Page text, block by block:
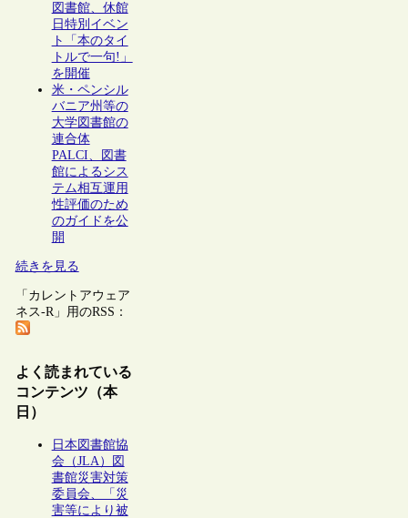
図書館、休館
日特別イベン
ト「本のタイ
トルで一句!」
を開催
米・ペンシル
バニア州等の
大学図書館の
連合体
PALCI、図書
館によるシス
テム相互運用
性評価のため
のガイドを公
開
続きを見る
「カレントアウェア
ネス-R」用のRSS：
よく読まれている
コンテンツ（本
日）
日本図書館協
会（JLA）図
書館災害対策
委員会、「災
害等により被